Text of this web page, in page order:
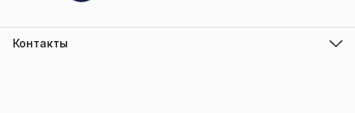
Контакты